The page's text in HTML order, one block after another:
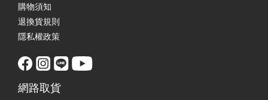
購物須知
退換貨規則
隱私權政策
網路取貨